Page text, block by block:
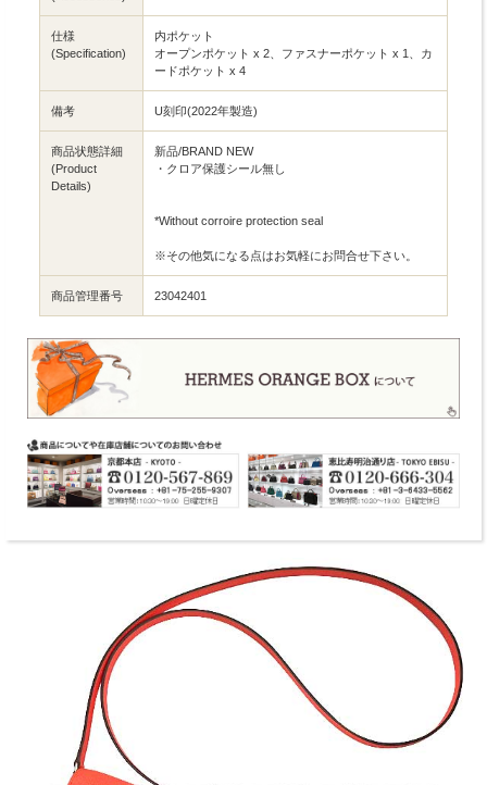
仕様
(Specification)
内ポケット
オープンポケット x 2、ファスナーポケット x 1、カ
ードポケット x 4
備考 U刻印(2022年製造)
商品状態詳細
(Product
Details)
新品/BRAND NEW
・クロア保護シール無し
*Without corroire protection seal
※その他気になる点はお気軽にお問合せ下さい。
商品管理番号 23042401